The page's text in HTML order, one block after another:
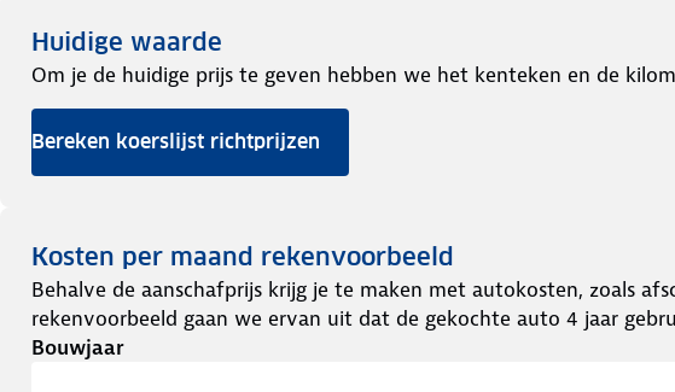
Huidige waarde
Om je de huidige prijs te geven hebben we het kenteken en de
Bereken koerslijst richtprijzen
Kosten per maand rekenvoorbeeld
Behalve de aanschafprijs krijg je te maken met autokosten, zoals
rekenvoorbeeld gaan we ervan uit dat de gekochte auto 4 jaar
Bouwjaar